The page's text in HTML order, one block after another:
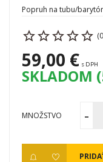
Popruh na tubu/
59,00 € s DPH
SKLADOM
MNOŽSTVO